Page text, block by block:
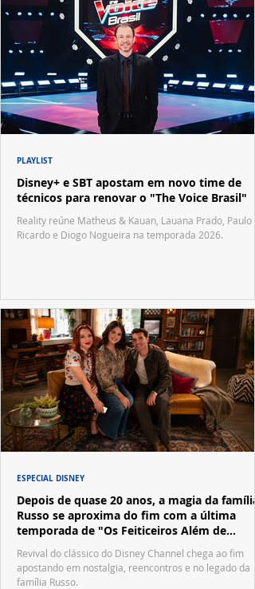
Disney+ e SBT apostam em novo time de
técnicos para renovar o "The Voice Brasil"
Reality reúne Matheus & Kauan, Lauana Prado, Paulo
Ricardo e Diogo Nogueira na temporada 2026.
PLAYLIST
Depois de quase 20 anos, a magia da família
Russo se aproxima do fim com a última
temporada de "Os Feiticeiros Além de
Revival do clássico do Disney Channel chega ao fim
apostando em nostalgia, reencontros e no legado da
família Russo.
ESPECIAL DISNEY